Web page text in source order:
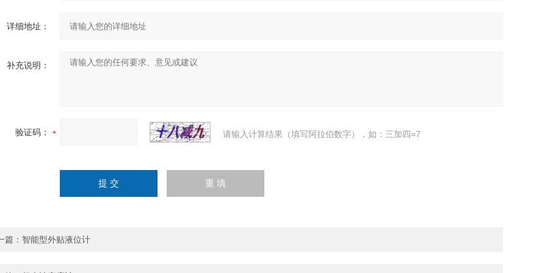
详细地址：
补充说明：
验证码： 请输入计算结果（填写阿拉伯数字），如：三加四=7
篇： 智能型外贴液位计